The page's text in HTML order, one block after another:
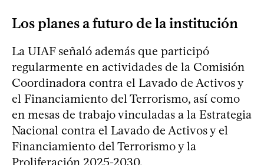
Los planes a futuro de la institución
La UIAF señaló además que participó
regularmente en actividades de la Comisión
Coordinadora contra el Lavado de Activos y
el Financiamiento del Terrorismo, así como
en mesas de trabajo vinculadas a la Estrategia
Nacional contra el Lavado de Activos y el
Financiamiento del Terrorismo y la
Proliferación 2025-2030.